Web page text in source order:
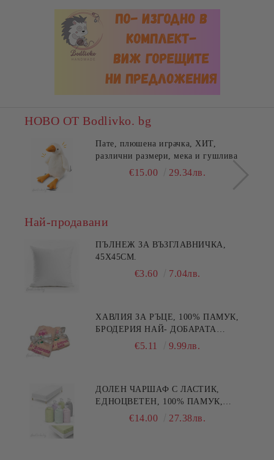
НОВО ОТ Bodlivko. bg
Пате, плюшена играчка, ХИТ,
различни размери, мека и гушлива
€15.00 29.34лв.
Най-продавани
ПЪЛНЕЖ ЗА ВЪЗГЛАВНИЧКА,
45X45СМ.
€3.60 7.04лв.
ХАВЛИЯ ЗА РЪЦЕ, 100% ПАМУК,
БРОДЕРИЯ НАЙ- ДОБАРАТА
МАЙКА/БАБА , РАЗМЕР:
€5.11 9.99лв.
ДОЛЕН ЧАРШАФ С ЛАСТИК,
ЕДНОЦВЕТЕН, 100% ПАМУК,
РАЗЛИЧНИ РАЗМЕРИ
€14.00 27.38лв.